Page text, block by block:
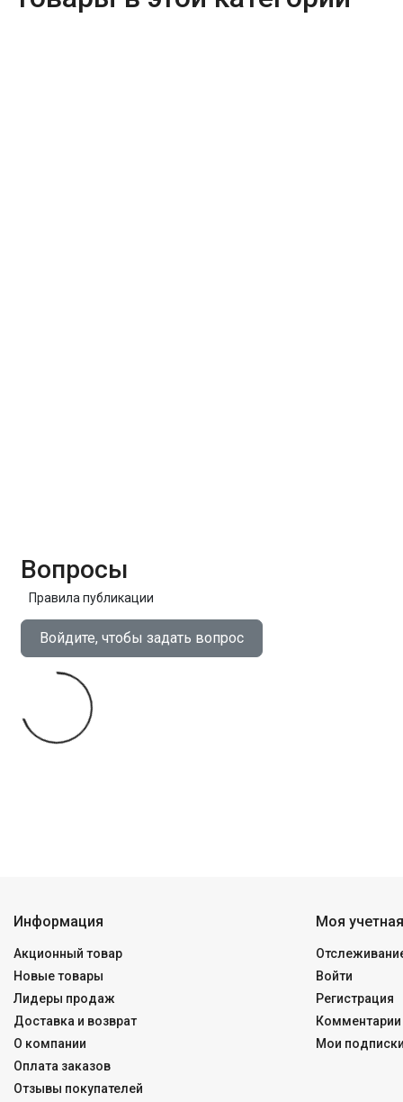
Вопросы
Правила публикации
Войдите, чтобы задать вопрос
Информация
Акционный товар
Новые товары
Лидеры продаж
Доставка и возврат
О компании
Оплата заказов
Отзывы покупателей
Моя
Войти
Регистрация
Мои подписки